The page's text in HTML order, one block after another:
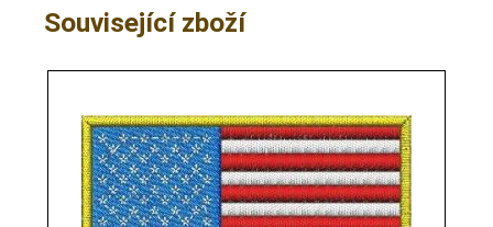
Související zboží